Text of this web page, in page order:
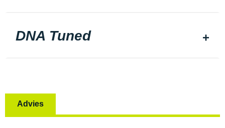
DNA Tuned
Advies